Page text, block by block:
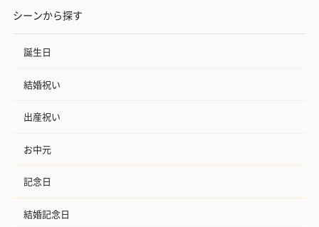
シーンから探す
誕生日
結婚祝い
出産祝い
お中元
記念日
結婚記念日